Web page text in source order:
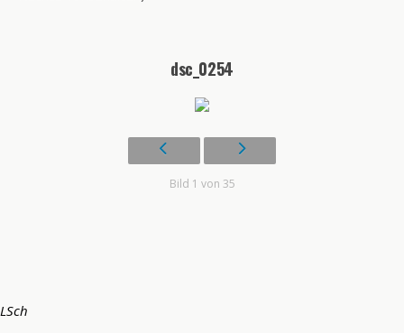
dsc_0254
Bild 1 von 35
LSch